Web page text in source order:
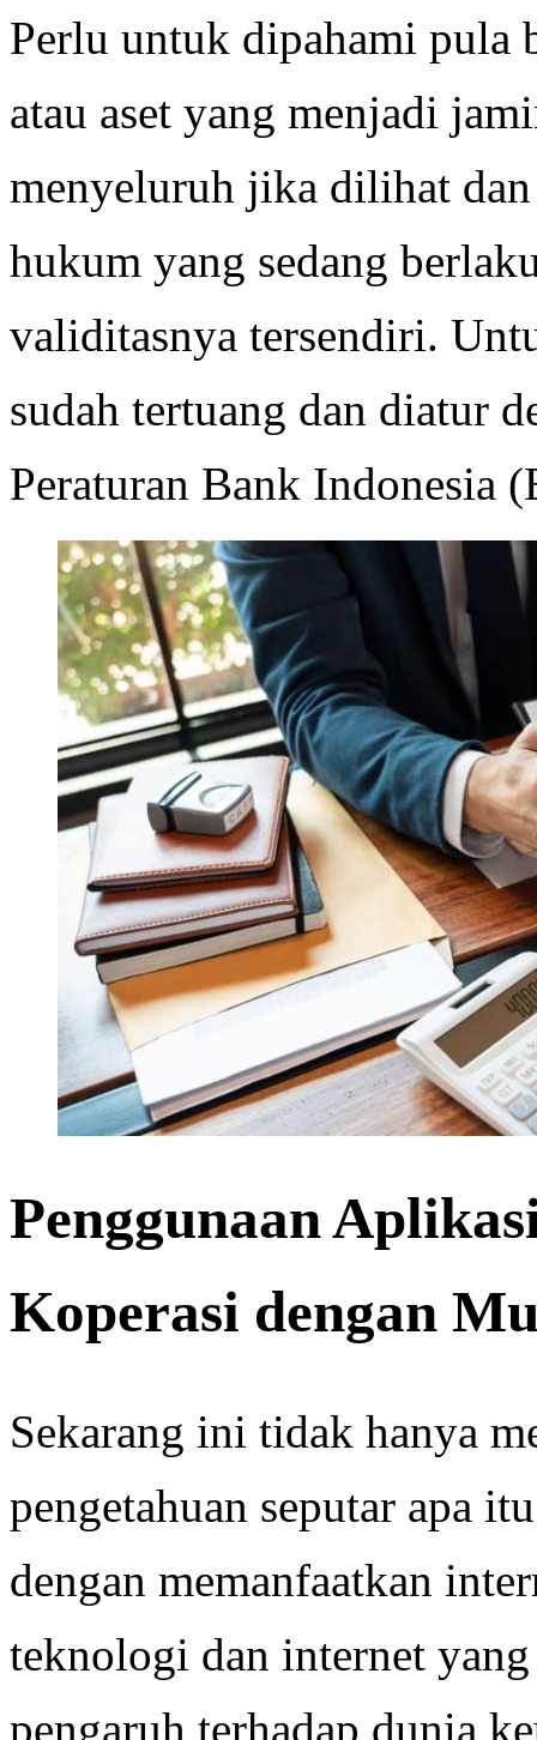
Perlu untuk dipahami pula
atau aset yang menjadi
menyeluruh jika dilihat
hukum yang sedang
validitasnya tersendiri.
sudah tertuang dan diatur
Peraturan Bank Indonesia
Penggunaan
Koperasi dengan
Sekarang ini tidak hanya
pengetahuan seputar apa
dengan memanfaatkan
teknologi dan internet
pengaruh terhadap dunia